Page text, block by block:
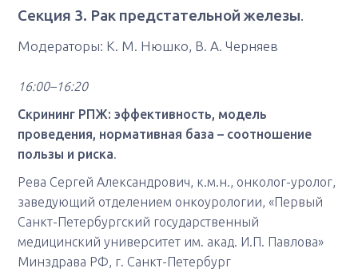
Секция 3. Рак предстательной железы.
Модераторы: К. М. Нюшко, В. А. Черняев
16:00–16:20
Скрининг РПЖ: эффективность, модель
проведения, нормативная база – соотношение
пользы и риска.
Рева Сергей Александрович, к.м.н., онколог-уролог,
заведующий отделением онкоурологии, «Первый
Санкт-Петербургский государственный
медицинский университет им. акад. И.П. Павлова»
Минздрава РФ, г. Санкт-Петербург